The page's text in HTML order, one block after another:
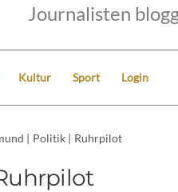
Journalisten
Kultur Sport Login
| Politik | Ruhrpilot